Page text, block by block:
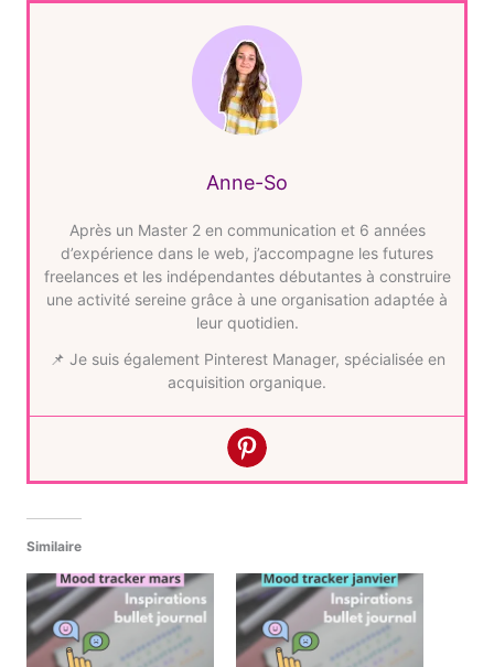
Anne-So
Après un Master 2 en communication et 6 années
d’expérience dans le web, j’accompagne les futures
freelances et les indépendantes débutantes à construire
une activité sereine grâce à une organisation adaptée à
leur quotidien.
📌 Je suis également Pinterest Manager, spécialisée en
acquisition organique.
Similaire